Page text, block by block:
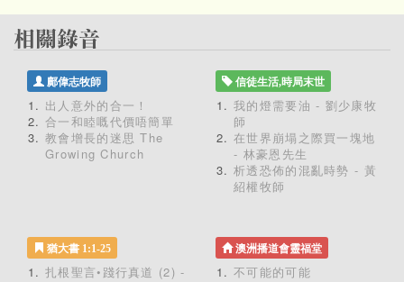
鄺偉志牧師
出人意外的合一！
合一和睦嘅代價唔簡單
教會增長的迷思 The
Growing Church
信徒生活,時局末世
我的燈需要油 - 劉少康牧
師
在世界崩塌之際買一塊地
- 林豪恩先生
析透恐佈的混亂時勢 - 黃
紹權牧師
猶大書 1:1-25
扎根聖言•踐行真道 (2) -
澳洲播道會靈福堂
不可能的可能